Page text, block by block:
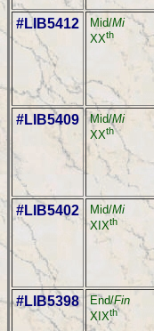
#LIB5412 Mid/Mi
XXth
#LIB5409 Mid/Mi
XXth
#LIB5402
Mid/Mi
XIXth
#LIB5398
End/Fin
XIXth